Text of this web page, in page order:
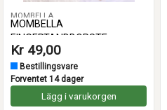
MOMBELLA
MOMBELLA
FINGERTANDBORSTE
Kr 49,00
Bestillingsvare
Forventet 14 dager
Lägg i varukorgen